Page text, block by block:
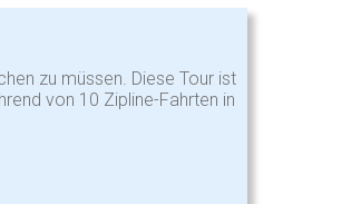
zu müssen. Diese Tour ist
von 10 Zipline-Fahrten in